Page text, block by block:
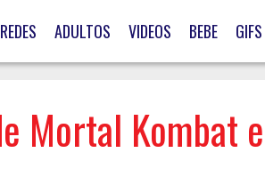
ADULTOS VIDEOS BEBE GIFS
Mortal Kombat